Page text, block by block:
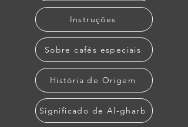
Instruções
Sobre cafés especiais
História de Origem
Significado de Al-gharb